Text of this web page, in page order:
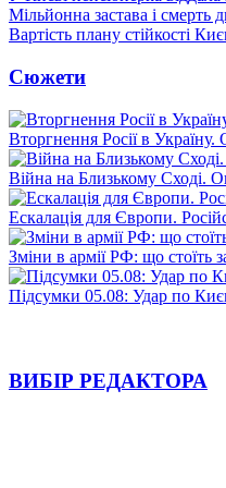
Мільйонна застава і смерть
Вартість плану стійкості
Сюжети
Вторгнення Росії в Україну.
Війна на Близькому Сході.
Ескалація для Європи.
Зміни в армії РФ: що стоїть
Підсумки 05.08: Удар по
ВИБІР РЕДАКТОРА